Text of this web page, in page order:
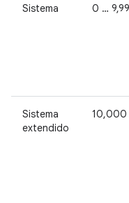
Sistema 0 …
Sistema
extendido
10,000